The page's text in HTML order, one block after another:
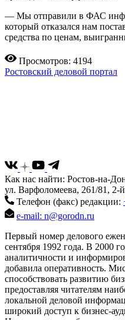
— Мы отправили в ФАС
который отказался нам
средства по ценам,
Просмотров: 4194
Ростовский деловой портал
Как нас найти: Ростов-на-
ул. Варфоломеева, 261/81, 2-
Телефон (факс) редакции:
e-mail: n@gorodn.ru
Первый номер делового
сентября 1992 года. В 2000
аналитичности и
добавила оперативность.
способствовать развитию
предоставляя читателям
локальной деловой
широкий доступ к бизнес-